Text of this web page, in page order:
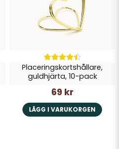
Placeringskortshållare,
guldhjärta, 10-pack
69 kr
LÄGG I VARUKORGEN